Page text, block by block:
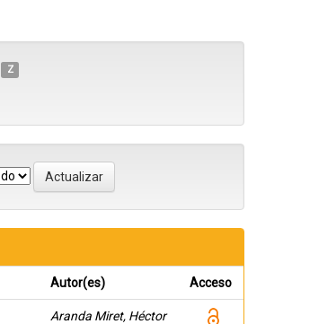
Z
Autor(es) Acceso
Aranda Miret, Héctor